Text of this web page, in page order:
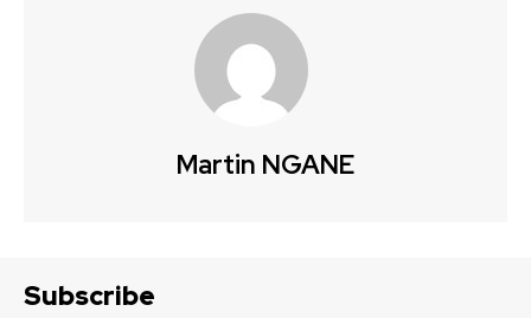
Martin NGANE
Subscribe